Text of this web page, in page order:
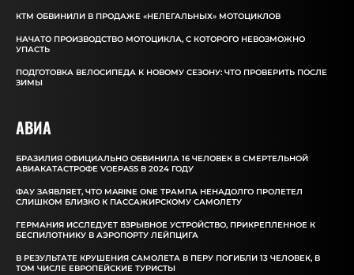
КТМ ОБВИНИЛИ В ПРОДАЖЕ «НЕЛЕГАЛЬНЫХ» МОТОЦИКЛОВ
НАЧАТО ПРОИЗВОДСТВО МОТОЦИКЛА, С КОТОРОГО НЕВОЗМОЖНО
УПАСТЬ
ПОДГОТОВКА ВЕЛОСИПЕДА К НОВОМУ СЕЗОНУ: ЧТО ПРОВЕРИТЬ ПОСЛЕ
ЗИМЫ
АВИА
БРАЗИЛИЯ ОФИЦИАЛЬНО ОБВИНИЛА 16 ЧЕЛОВЕК В СМЕРТЕЛЬНОЙ
АВИАКАТАСТРОФЕ VOEPASS В 2024 ГОДУ
ФАУ ЗАЯВЛЯЕТ, ЧТО MARINE ONE ТРАМПА НЕНАДОЛГО ПРОЛЕТЕЛ
СЛИШКОМ БЛИЗКО К ПАССАЖИРСКОМУ САМОЛЕТУ
ГЕРМАНИЯ ИССЛЕДУЕТ ВЗРЫВНОЕ УСТРОЙСТВО, ПРИКРЕПЛЕННОЕ К
БЕСПИЛОТНИКУ В АЭРОПОРТУ ЛЕЙПЦИГА
В РЕЗУЛЬТАТЕ КРУШЕНИЯ САМОЛЕТА В ПЕРУ ПОГИБЛИ 13 ЧЕЛОВЕК, В
ТОМ ЧИСЛЕ ЕВРОПЕЙСКИЕ ТУРИСТЫ